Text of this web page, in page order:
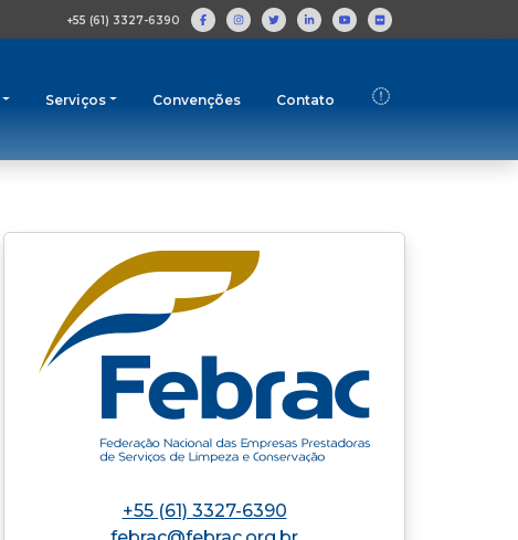
+55 (61) 3327-6390
Serviços Convenções Contato
+55 (61) 3327-6390